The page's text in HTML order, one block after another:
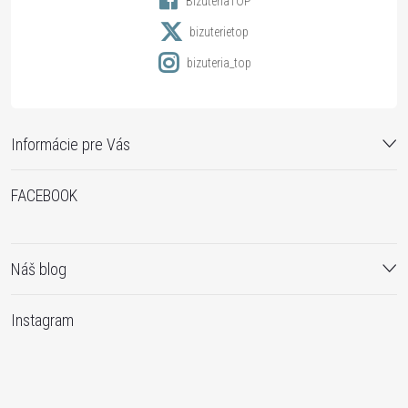
Informácie pre Vás
bizuterietop
bizuteria_top
FACEBOOK
Náš blog
Instagram